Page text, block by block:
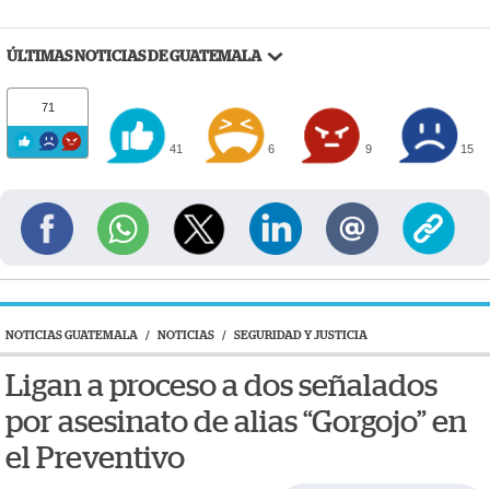
ÚLTIMAS NOTICIAS DE GUATEMALA
71
41 6 9 15
NOTICIAS GUATEMALA / NOTICIAS / SEGURIDAD Y JUSTICIA
Ligan a proceso a dos señalados
por asesinato de alias “Gorgojo” en
el Preventivo